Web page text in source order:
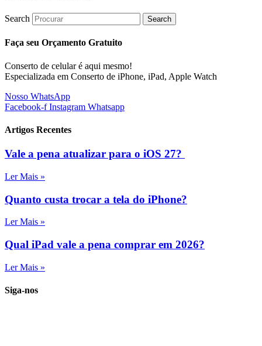
Search Search
Faça seu Orçamento Gratuito
Conserto de celular é aqui mesmo!
Especializada em Conserto de iPhone, iPad, Apple Watch
Nosso WhatsApp
Facebook-f Instagram Whatsapp
Artigos Recentes
Vale a pena atualizar para o iOS 27?
Ler Mais »
Quanto custa trocar a tela do iPhone?
Ler Mais »
Qual iPad vale a pena comprar em 2026?
Ler Mais »
Siga-nos